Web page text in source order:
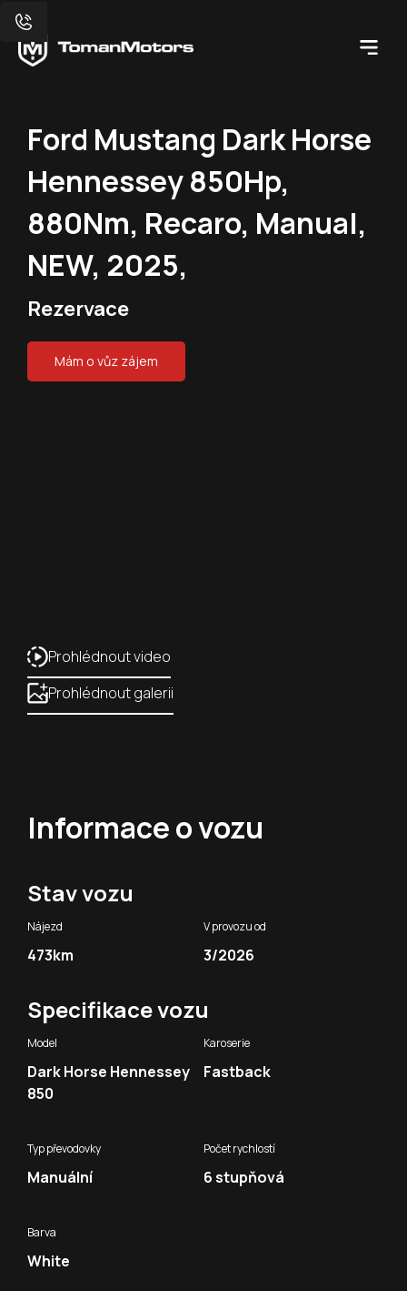
Prohlédnout video
Prohlédnout galerii
Ford Mustang Dark Horse
Hennessey 850Hp,
880Nm, Recaro, Manual,
NEW, 2025,
Rezervace
Mám o vůz zájem
Informace o vozu
Stav vozu
Nájezd
473km
V provozu od
3/2026
Specifikace vozu
Model
Dark Horse Hennessey
850
Karoserie
Fastback
Typ převodovky
Manuální
Počet rychlostí
6 stupňová
Barva
White